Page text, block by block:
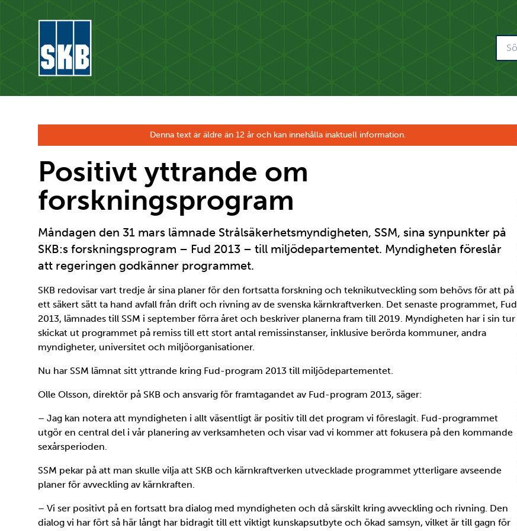
Denna text är äldre än 12 år och kan innehålla inaktuell information.
Positivt yttrande om
forskningsprogram
Måndagen den 31 mars lämnade Strålsäkerhetsmyndigheten, SSM, sina synpunkter på
SKB:s forskningsprogram – Fud 2013 – till miljödepartementet. Myndigheten föreslår
att regeringen godkänner programmet.
SKB redovisar vart tredje år sina planer för den fortsatta forskning och teknikutveckling som behövs för att på
ett säkert sätt ta hand avfall från drift och rivning av de svenska kärnkraftverken. Det senaste programmet, Fud
2013, lämnades till SSM i september förra året och beskriver planerna fram till 2019. Myndigheten har i sin tur
skickat ut programmet på remiss till ett stort antal remissinstanser, inklusive berörda kommuner, andra
myndigheter, universitet och miljöorganisationer.
Nu har SSM lämnat sitt yttrande kring Fud-program 2013 till miljödepartementet.
Olle Olsson, direktör på SKB och ansvarig för framtagandet av Fud-program 2013, säger:
– Jag kan notera att myndigheten i allt väsentligt är positiv till det program vi föreslagit. Fud-programmet
utgör en central del i vår planering av verksamheten och visar vad vi kommer att fokusera på den kommande
sexårsperioden.
SSM pekar på att man skulle vilja att SKB och kärnkraftverken utvecklade programmet ytterligare avseende
planer för avveckling av kärnkraften.
– Vi ser positivt på en fortsatt bra dialog med myndigheten och då särskilt kring avveckling och rivning. Den
dialog vi har fört så här långt har bidragit till ett viktigt kunskapsutbyte och ökad samsyn, vilket är till gagn för